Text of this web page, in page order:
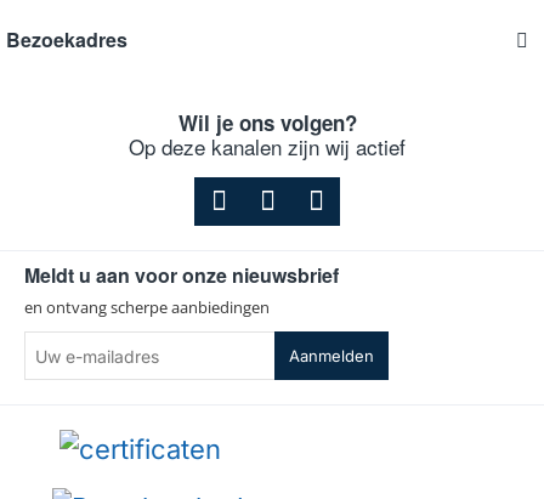
Bezoekadres
Wil je ons volgen?
Op deze kanalen zijn wij actief
Meldt u aan voor onze nieuwsbrief
en ontvang scherpe aanbiedingen
e-
mailadres
Aanmelden